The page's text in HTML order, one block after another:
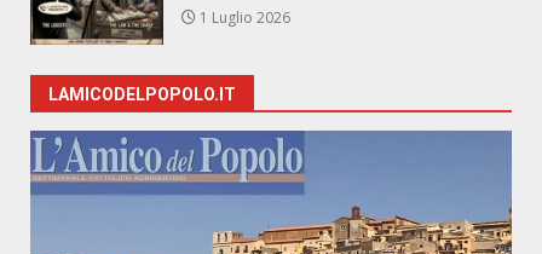
1 Luglio 2026
LAMICODELPOPOLO.IT